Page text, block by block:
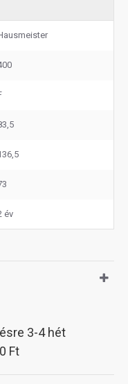
év
3-4 hét
Ft